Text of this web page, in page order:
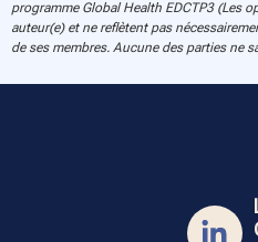
programme Global Health EDCTP3 (Les
auteur(e) et ne reflètent pas
de ses membres. Aucune des parties ne